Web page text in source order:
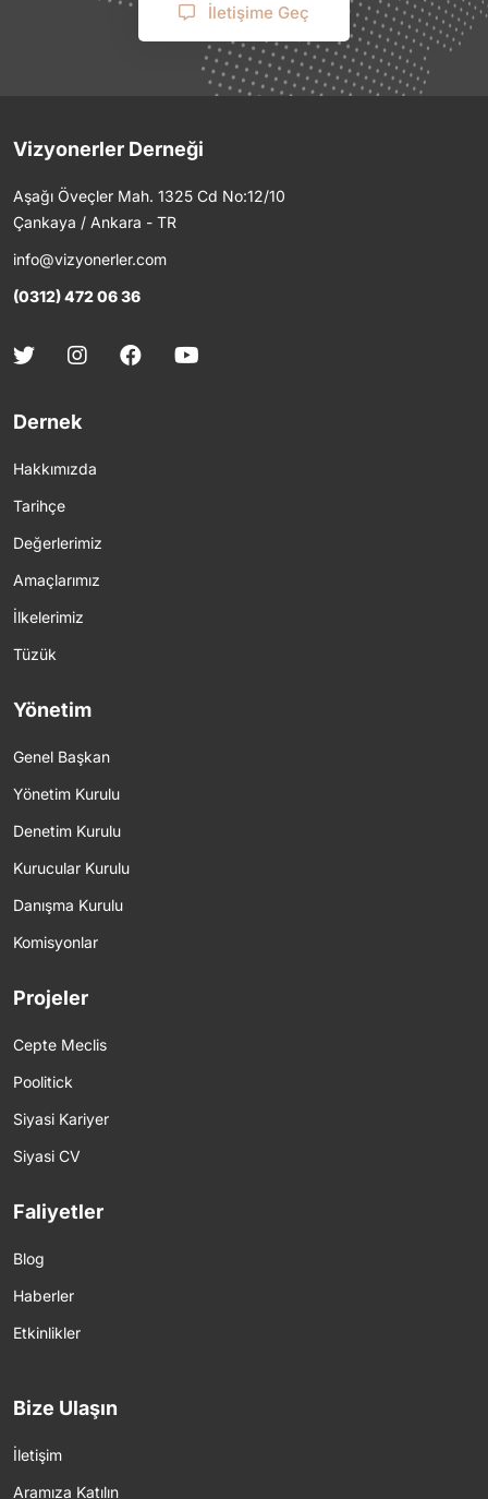
İletişime Geç
Vizyonerler Derneği
Aşağı Öveçler Mah. 1325 Cd No:12/10
Çankaya / Ankara - TR
info@vizyonerler.com
(0312) 472 06 36
Dernek
Hakkımızda
Tarihçe
Değerlerimiz
Amaçlarımız
İlkelerimiz
Tüzük
Yönetim
Genel Başkan
Yönetim Kurulu
Denetim Kurulu
Kurucular Kurulu
Danışma Kurulu
Komisyonlar
Projeler
Cepte Meclis
Poolitick
Siyasi Kariyer
Siyasi CV
Faliyetler
Blog
Haberler
Etkinlikler
Bize Ulaşın
İletişim
Aramıza Katılın